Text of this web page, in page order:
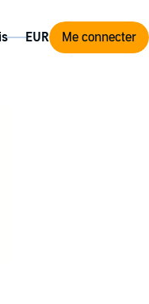
Me connecter